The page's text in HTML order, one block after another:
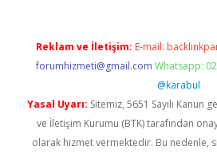
Reklam ve İletişim: E-mail:
forumhizmeti@gmail.com Whatsapp:
@karabul
Yasal Uyarı: Sitemiz, 5651 Sayılı Kanun
ve İletişim Kurumu (BTK) tarafından
olarak hizmet vermektedir. Bu nedenle,